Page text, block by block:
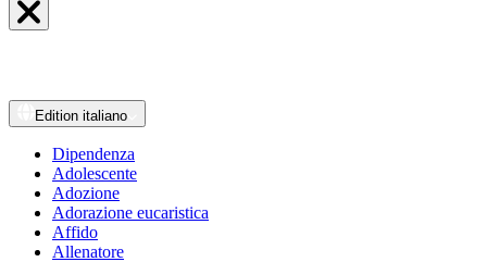
Edition italiano
Dipendenza
Adolescente
Adozione
Adorazione eucaristica
Affido
Allenatore